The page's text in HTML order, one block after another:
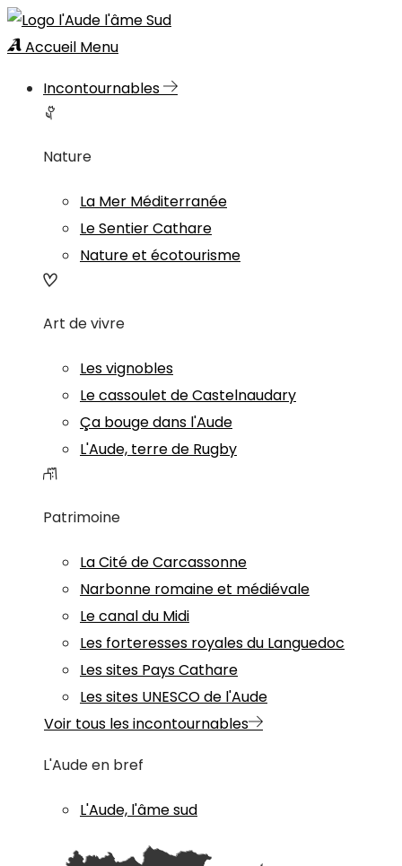
Accueil Menu
Incontournables
Nature
La Mer Méditerranée
Le Sentier Cathare
Nature et écotourisme
Art de vivre
Les vignobles
Le cassoulet de Castelnaudary
Ça bouge dans l'Aude
L'Aude, terre de Rugby
Patrimoine
La Cité de Carcassonne
Narbonne romaine et médiévale
Le canal du Midi
Les forteresses royales du Languedoc
Les sites Pays Cathare
Les sites UNESCO de l'Aude
Voir tous les incontournables
L'Aude en bref
L'Aude, l'âme sud